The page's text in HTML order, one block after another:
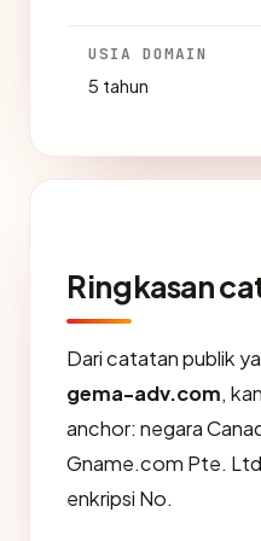
USIA DOMAIN
5 tahun
Ringkasan
Dari catatan publik
gema-adv.com,
anchor: negara
Gname.com Pte.
enkripsi No.